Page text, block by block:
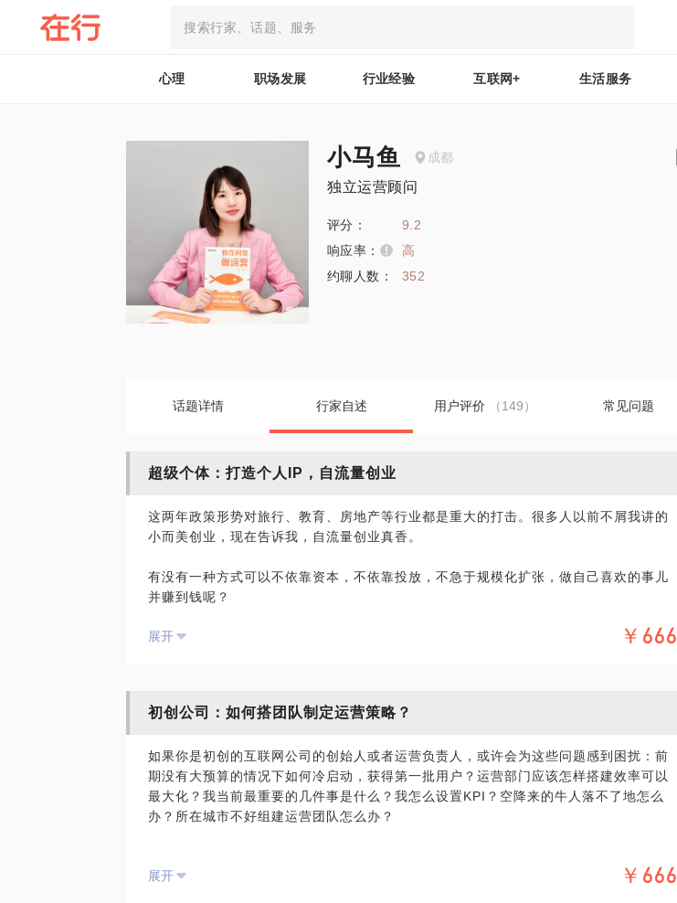
心理 职场发展 行业经验 互联网+ 生活服务
小马鱼 成都
独立运营顾问
评分：
9.2
响应率：
高
约聊人数：
352
话题详情 行家自述 用户评价 （149） 常见问题
超级个体：打造个人IP，自流量创业
这两年政策形势对旅行、教育、房地产等行业都是重大的打击。很多人以前不屑我讲的
小而美创业，现在告诉我，自流量创业真香。
有没有一种方式可以不依靠资本，不依靠投放，不急于规模化扩张，做自己喜欢的事儿
并赚到钱呢？
答案是：有的！抓住移动社交红利，个体崛起最好的时代已经到来。我自己就是最好的
资产。在合理高效的资源精力配置下，每年实现利润上百万，并且即使在疫情、双减的
主要原因是我没有照搬公司运营的方法在自己身上，在200+多个个案上，我发现了个人
创业的秘密，我原创了自流量创业金三角：个人IP+私域流量池+产品矩阵。
展开 ￥666
初创公司：如何搭团队制定运营策略？
如果你是初创的互联网公司的创始人或者运营负责人，或许会为这些问题感到困扰：前
期没有大预算的情况下如何冷启动，获得第一批用户？运营部门应该怎样搭建效率可以
最大化？我当前最重要的几件事是什么？我怎么设置KPI？空降来的牛人落不了地怎么
办？所在城市不好组建运营团队怎么办？
入了正轨，获得融资，少走很多弯路。对于互联网大厂的运营经验如何与现在广大的初
展开 ￥666